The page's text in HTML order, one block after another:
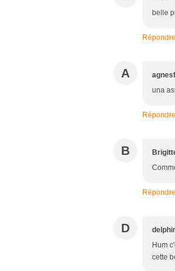
belle
Répondre
A agnesf
una
Répondre
B
Répondre
D
Hum
cette